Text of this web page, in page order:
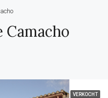
Camacho
VERKOCHT